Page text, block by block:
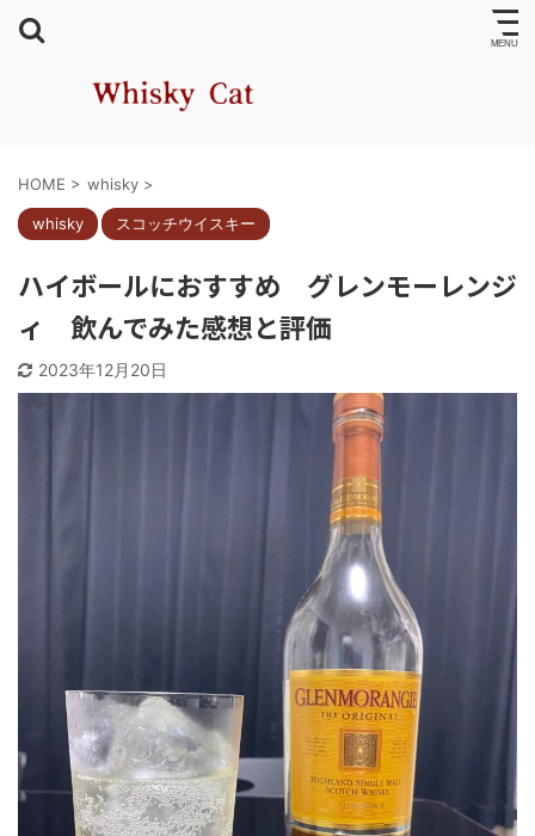
HOME > whisky >
whisky スコッチウイスキー
ハイボールにおすすめ グレンモーレンジ
ィ 飲んでみた感想と評価
2023年12月20日